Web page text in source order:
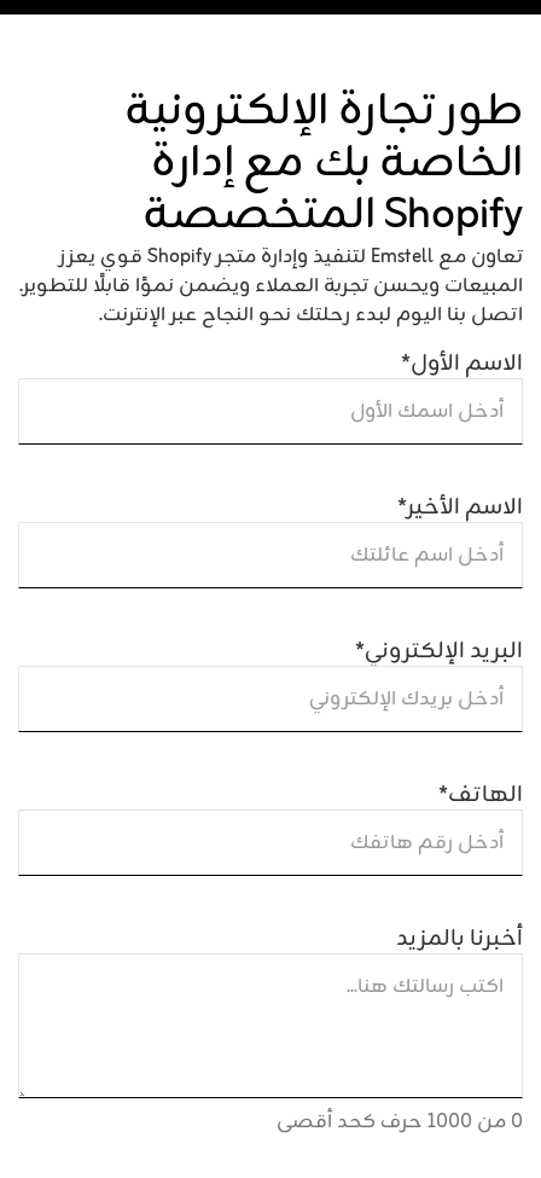
طور تجارة الإلكترونية
الخاصة بك مع إدارة
Shopify المتخصصة
تعاون مع Emstell لتنفيذ وإدارة متجر Shopify قوي يعزز
المبيعات ويحسن تجربة العملاء ويضمن نموًا قابلًا للتطوير.
اتصل بنا اليوم لبدء رحلتك نحو النجاح عبر الإنترنت.
الاسم الأول*
الاسم الأخير*
البريد الإلكتروني*
الهاتف*
أخبرنا بالمزيد
0 من 1000 حرف كحد أقصى